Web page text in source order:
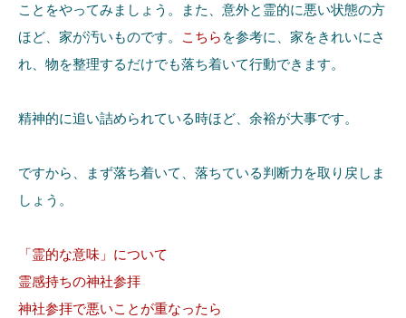
ことをやってみましょう。また、意外と霊的に悪い状態の方
ほど、家が汚いものです。
こちら を参考に、家をきれいにさ
れ、物を整理するだけでも落ち着いて行動できます。
精神的に追い詰められている時ほど、余裕が大事です。
ですから、まず落ち着いて、落ちている判断力を取り戻しま
しょう。
「霊的な意味」について
霊感持ちの神社参拝
神社参拝で悪いことが重なったら